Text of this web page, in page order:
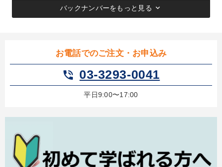
お電話でのご注文・お申込み
phone_in_talk 03-3293-0041
平日9:00〜17:00
バックナンバーをもっと見る keyboard_arrow_down